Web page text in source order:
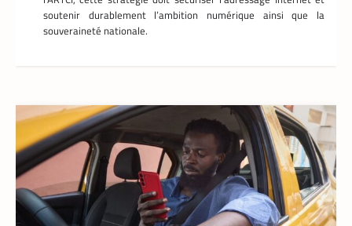
soutenir durablement l’ambition numérique ainsi que la
souveraineté nationale.